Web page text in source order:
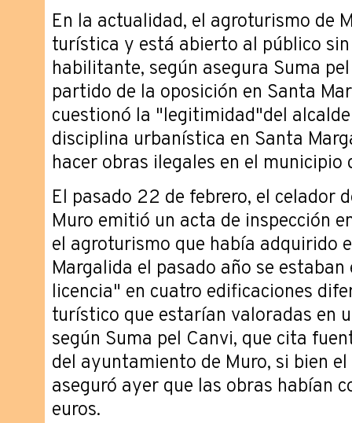
En la actualidad, el agroturismo de
turística y está abierto al público
habilitante, según asegura Suma
partido de la oposición en Santa
cuestionó la "legitimidad"del
disciplina urbanística en Santa
hacer obras ilegales en el municipio
El pasado 22 de febrero, el celador
Muro emitió un acta de inspección
el agroturismo que había adquirido
Margalida el pasado año se
licencia" en cuatro edificaciones
turístico que estarían valoradas en
según Suma pel Canvi, que cita
del ayuntamiento de Muro, si bien
aseguró ayer que las obras habían
euros.